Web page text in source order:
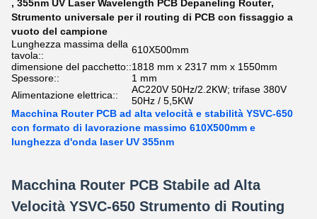
, 355nm UV Laser Wavelength PCB Depaneling Router,
Strumento universale per il routing di PCB con fissaggio a
vuoto del campione
Lunghezza massima della
tavola::
610X500mm
dimensione del pacchetto::1818 mm x 2317 mm x 1550mm
Spessore::
1 mm
Alimentazione elettrica::
AC220V 50Hz/2.2KW; trifase 380V
50Hz / 5,5KW
Macchina Router PCB ad alta velocità e stabilità YSVC-650
con formato di lavorazione massimo 610X500mm e
lunghezza d'onda laser UV 355nm
Macchina Router PCB Stabile ad Alta
Velocità YSVC-650 Strumento di Routing